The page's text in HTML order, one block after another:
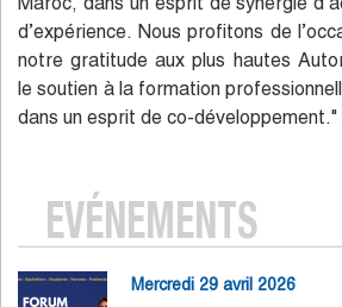
d’expérience. Nous profitons de
notre gratitude aux plus hautes
le soutien à la formation
dans un esprit de co-
EVÉNEMENTS
Mercredi 29 avril 2026